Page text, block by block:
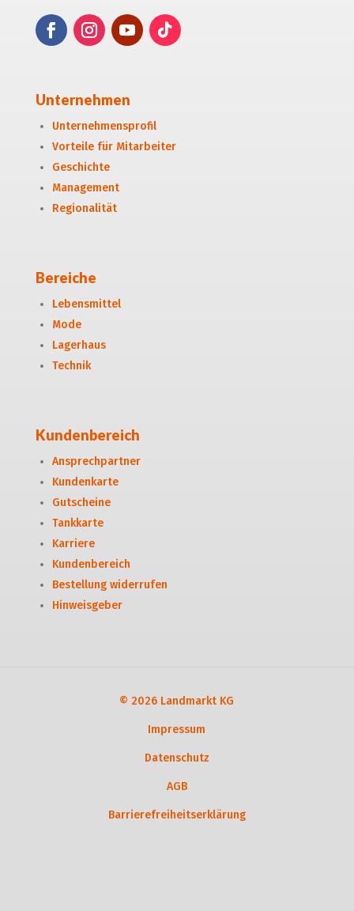
Unternehmen
Unternehmensprofil
Vorteile für Mitarbeiter
Geschichte
Management
Regionalität
Bereiche
Lebensmittel
Mode
Lagerhaus
Technik
Kundenbereich
Ansprechpartner
Kundenkarte
Gutscheine
Tankkarte
Karriere
Kundenbereich
Bestellung widerrufen
Hinweisgeber
© 2026 Landmarkt KG
Impressum
Datenschutz
AGB
Barrierefreiheitserklärung